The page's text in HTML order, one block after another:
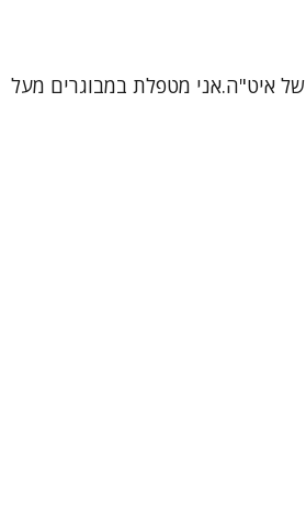
שמי ורוניקה, עובדת סוציאלית קלינית (MSW), פסיכותרפיסטית ומטפלת קוגניטיבית-התנהגותית (CBT) מוסמכת, בתהליך הסמכה להדרכה ב-CBT של איט"ה.אני מטפלת במבוגרים מעל